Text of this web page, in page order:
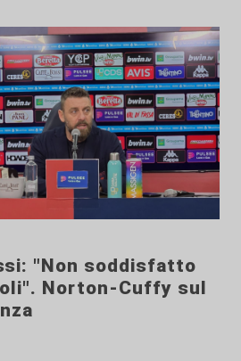
"Non soddisfatto
Norton-Cuffy sul